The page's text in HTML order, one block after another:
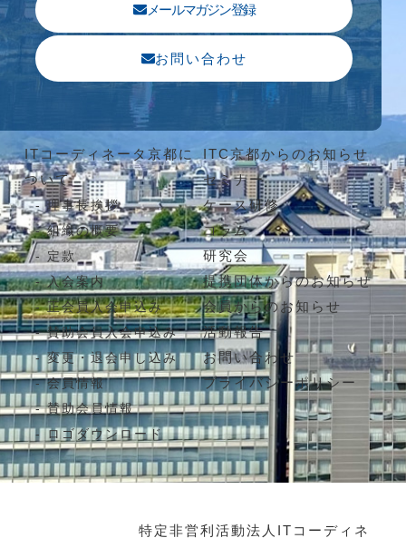
メールマガジン登録
お問い合わせ
ITコーディネータ京都に
ついて
理事長挨拶
組織の概要
定款
入会案内
正会員入会申込み
賛助会員入会申込み
変更・退会申し込み
会員情報
賛助会員情報
ロゴダウンロード
ITC京都からのお知らせ
セミナー
ケース研修
コラム
研究会
提携団体からのお知らせ
会員からのお知らせ
活動報告
お問い合わせ
プライバシーポリシー
特定非営利活動法人ITコーディネ